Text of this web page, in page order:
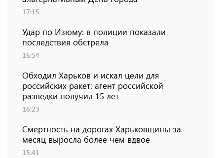
17:15
Удар по Изюму: в полиции показали
последствия обстрела
16:54
Обходил Харьков и искал цели для
российских ракет: агент российской
разведки получил 15 лет
16:23
Смертность на дорогах Харьковщины за
месяц выросла более чем вдвое
15:41